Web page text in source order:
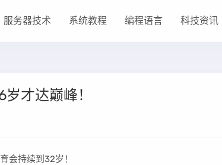
服务器技术 系统教程 编程语言 科技资讯
才达巅峰！
会持续到32岁！